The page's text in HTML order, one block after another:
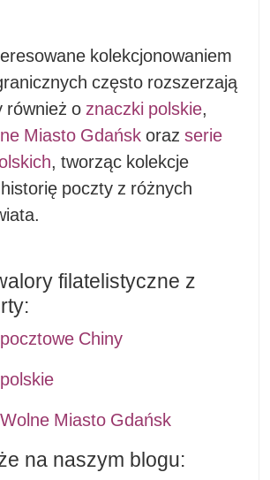
kolekcjonowaniem
często rozszerzają
również o znaczki polskie,
Miasto Gdańsk oraz serie
, tworząc kolekcje
poczty z różnych
filatelistyczne z
Chiny
Miasto Gdańsk
na naszym blogu: